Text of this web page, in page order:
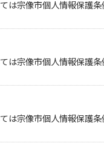
宗像市個人情報保護
宗像市個人情報保護
宗像市個人情報保護